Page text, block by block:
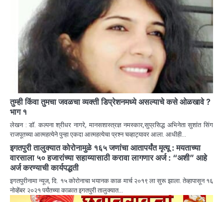
तुम्ही किंवा तुमचा जवळचा व्यक्ती डिप्रेशनमध्ये असल्याचे कसे ओळखावे ?
भाग १
लेखन : डॉ. कल्पना श्रीधर नागरे, मानसशास्त्रज्ञ नमस्कार,सुप्रसिद्ध अभिनेता सुशांत सिंग
राजपूतच्या आत्महत्येने पुन्हा एकदा आत्महत्येचा प्रश्न चव्हाट्यावर आला. आधीही…
इगतपुरी तालुक्यात कोरोनामुळे १६५ जणांचा आतापर्यंत मृत्यू : मयताच्या
वारसाला ५० हजारांच्या सहाय्यासाठी करावा लागणार अर्ज : “अशी” आहे
अर्ज करण्याची कार्यपद्धती
इगतपुरीनामा न्यूज, दि. १५ कोरोनाचा भयानक काळ मार्च २०१९ ला सुरू झाला. तेव्हापासून १६
नोव्हेंबर २०२१ पर्यंतच्या काळात इगतपुरी तालुक्यात…